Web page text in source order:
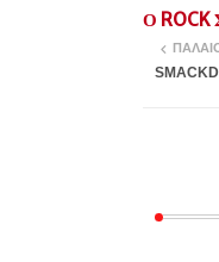
Ο ROCK